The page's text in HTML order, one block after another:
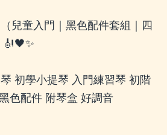
兒童入門｜黑色配件套組｜四
初學小提琴 入門練習琴 初階
色配件 附琴盒 好調音